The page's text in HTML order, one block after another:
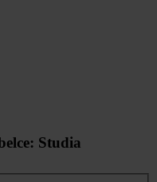
Studia